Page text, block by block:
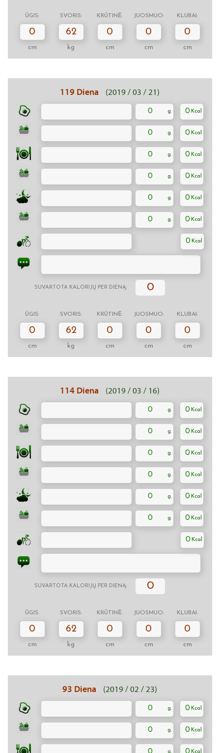
ŪGIS: SVORIS: KRŪTINĖ: JUOSMUO: KLUBAI:
0
cm
62
kg
0
cm
0
cm
0
cm
119 Diena (2019 / 03 / 21)
0 0
0 0
0 0
0 0
0 0
0 0
0
SUVARTOTA KALORIJŲ PER DIENĄ: 0
ŪGIS: SVORIS: KRŪTINĖ: JUOSMUO: KLUBAI:
0
cm
62
kg
0
cm
0
cm
0
cm
114 Diena (2019 / 03 / 16)
0 0
0 0
0 0
0 0
0 0
0 0
0
SUVARTOTA KALORIJŲ PER DIENĄ: 0
ŪGIS: SVORIS: KRŪTINĖ: JUOSMUO: KLUBAI:
0
cm
62
kg
0
cm
0
cm
0
cm
93 Diena (2019 / 02 / 23)
0 0
0 0